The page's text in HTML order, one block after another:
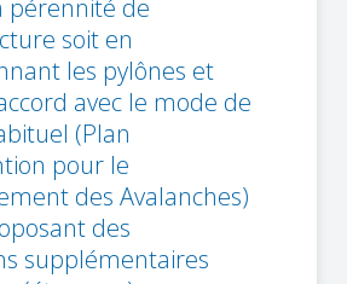
pérennité de
soit en
les pylônes et
avec le mode de
(Plan
pour le
des Avalanches)
des
supplémentaires